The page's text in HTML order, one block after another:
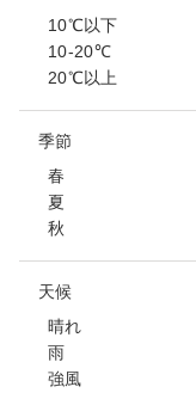
10℃以下
10-20℃
20℃以上
季節
春
夏
秋
天候
晴れ
雨
強風